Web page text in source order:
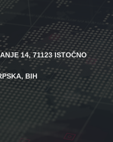
14, 71123 ISTOČNO
BIH